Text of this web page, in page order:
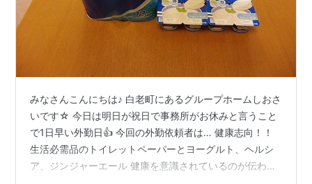
みなさんこんにちは♪ 白老町にあるグループホームしおさ
いです☆ 今日は明日が祝日で事務所がお休みと言うこと
で1日早い外勤日👍 今回の外勤依頼者は… 健康志向！！
生活必需品のトイレットペーパーとヨーグルト、ヘルシ
ア、ジンジャーエール 健康を意識されているのが伝わり